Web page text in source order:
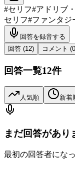
#セリフ#アドリブ
セリフ#ファンタジ
回答を録音する
回答 (12) コメント (0
回答一覧12件
人気順 新着
まだ回答があり
最初の回答者にな